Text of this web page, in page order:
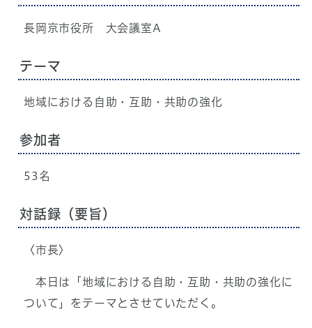
長岡京市役所 大会議室A
テーマ
地域における自助・互助・共助の強化
参加者
53名
対話録（要旨）
〈市長〉
本日は「地域における自助・互助・共助の強化に
ついて」をテーマとさせていただく。